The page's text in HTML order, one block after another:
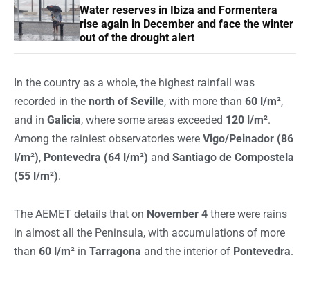
Water reserves in Ibiza and Formentera
rise again in December and face the winter
out of the drought alert
In the country as a whole, the highest rainfall was
recorded in the north of Seville, with more than 60 l/m²,
and in Galicia, where some areas exceeded 120 l/m².
Among the rainiest observatories were Vigo/Peinador (86
l/m²), Pontevedra (64 l/m²) and Santiago de Compostela
(55 l/m²).
The AEMET details that on November 4 there were rains
in almost all the Peninsula, with accumulations of more
than 60 l/m² in Tarragona and the interior of Pontevedra.